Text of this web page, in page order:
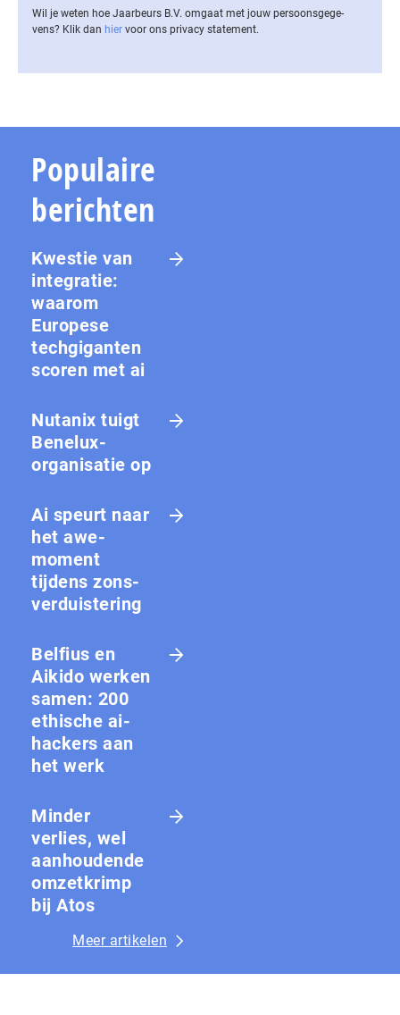
Wil je weten hoe Jaarbeurs B.V. omgaat met jouw per­soons­ge­ge­
vens? Klik dan hier voor ons privacy statement.
Populaire
berichten
Kwestie van
integratie:
waarom
Europese
techgiganten
scoren met ai
Nutanix tuigt
Benelux-
organisatie op
Ai speurt naar
het awe-
moment
tijdens zons­
ver­duis­te­ring
Belfius en
Aikido werken
samen: 200
ethische ai-
hackers aan
het werk
Minder
verlies, wel
aanhoudende
omzetkrimp
bij Atos
Meer artikelen